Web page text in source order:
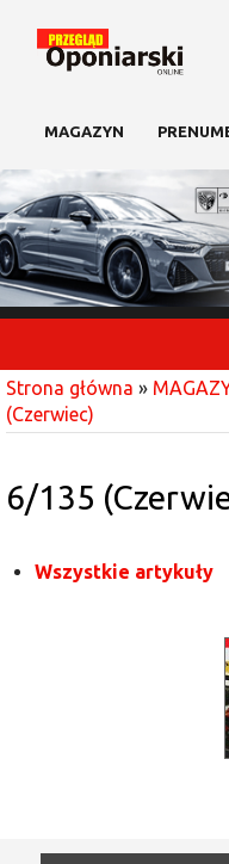
MAGAZYN
Strona główna »
(Czerwiec)
6/135
Wszystkie artykuły